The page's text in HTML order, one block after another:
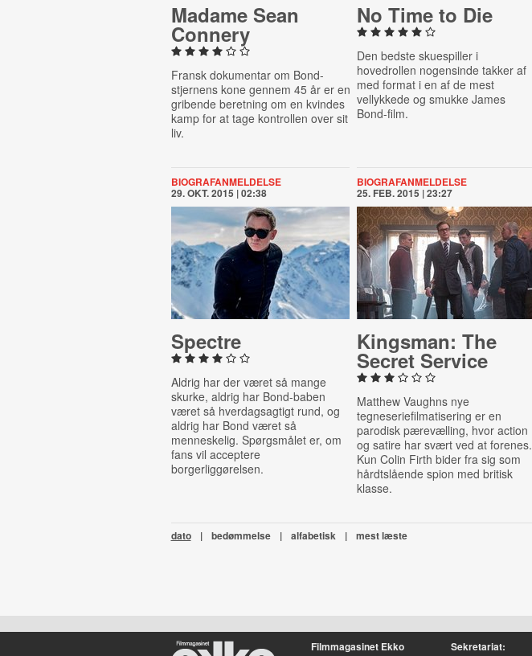
Madame Sean
Connery
Fransk dokumentar om Bond-
stjernens kone gennem 45 år er en
gribende beretning om en kvindes
kamp for at tage kontrollen over sit
liv.
No Time to Die
Den bedste skuespiller i
hovedrollen nogensinde takker af
med format i en af de mest
vellykkede og smukke James
Bond-film.
BIOGRAFANMELDELSE
29. OKT. 2015 | 02:38
Spectre
Aldrig har der været så mange
skurke, aldrig har Bond-baben
været så hverdagsagtigt rund, og
aldrig har Bond været så
menneskelig. Spørgsmålet er, om
fans vil acceptere
borgerliggørelsen.
BIOGRAFANMELDELSE
25. FEB. 2015 | 23:27
Kingsman: The
Secret Service
Matthew Vaughns nye
tegneseriefilmatisering er en
parodisk pærevælling, hvor action
og satire har svært ved at forenes.
Kun Colin Firth bider fra sig som
hårdtslående spion med britisk
klasse.
dato | bedømmelse | alfabetisk | mest læste
Filmmagasinet Ekko Sekretariat: